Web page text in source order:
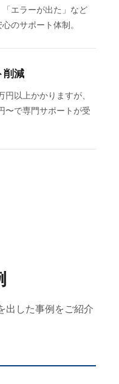
「エラーが出た」など
のサポート体制。
削減
以上かかりますが、
〜で専門サポートが受
出した事例をご紹介